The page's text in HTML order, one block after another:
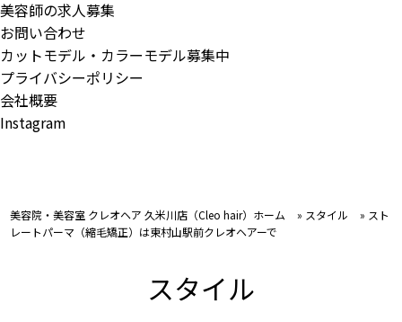
美容師の求人募集
お問い合わせ
カットモデル・カラーモデル募集中
プライバシーポリシー
会社概要
Instagram
美容院・美容室 クレオヘア 久米川店（Cleo hair）ホーム » スタイル » スト
レートパーマ（縮毛矯正）は東村山駅前クレオヘアーで
スタイル